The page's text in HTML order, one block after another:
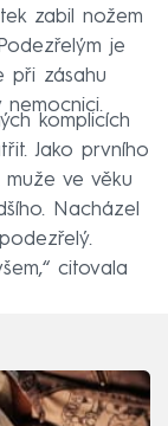
zabil nožem
je
při zásahu
komplicích
Jako prvního
ve věku
Nacházel
citovala